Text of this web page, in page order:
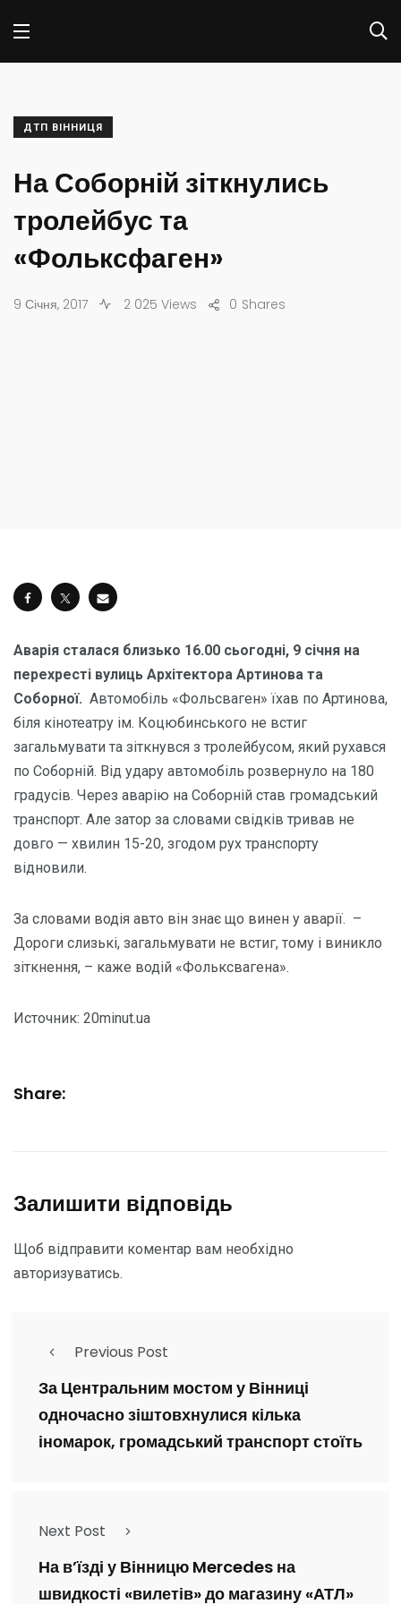
ДТП ВІННИЦЯ
На Соборній зіткнулись
тролейбус та
«Фольксфаген»
9 Січня, 2017 2 025 Views Shares
0
Аварія сталася близько 16.00 сьогодні, 9 січня на
перехресті вулиць Архітектора Артинова та
Соборної. Автомобіль «Фольсваген» їхав по Артинова,
біля кінотеатру ім. Коцюбинського не встиг
загальмувати та зіткнувся з тролейбусом, який рухався
по Соборній. Від удару автомобіль розвернуло на 180
градусів. Через аварію на Соборній став громадський
транспорт. Але затор за словами свідків тривав не
довго — хвилин 15-20, згодом рух транспорту
відновили.
За словами водія авто він знає що винен у аварії. –
Дороги слизькі, загальмувати не встиг, тому і виникло
зіткнення, – каже водій «Фольксвагена».
Источник: 20minut.ua
Share:
Залишити відповідь
Щоб відправити коментар вам необхідно
авторизуватись.
Previous Post
За Центральним мостом у Вінниці
одночасно зіштовхнулися кілька
іномарок, громадський транспорт стоїть
Next Post
На в’їзді у Вінницю Mercedes на
швидкості «вилетів» до магазину «АТЛ»